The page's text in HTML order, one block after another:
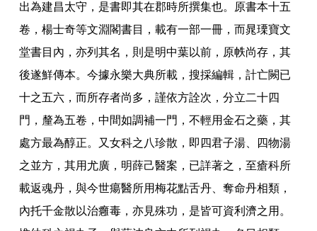
出為建昌太守 ， 是書即其在郡時所撰集也。
原書本十五
卷 ，楊士奇等文淵閣書目 ，載有一部一冊 ，而晁瑮寶文
堂書目內 ，亦列其名 ， 則是明中葉以前 ， 原帙尚存 ，其
後遂鮮傳本。今據永樂大典所載 ，搜採編輯 ，計亡闕已
十之五六 ，而所存者尚多 ，謹依方詮次 ，分立二十四
門 ， 釐為五卷 ，中間如調補一門 ，不輕用金石之藥 ，其
處方最為醇正。 又女科之八珍散 ， 即四君子湯
四物湯
之並方 ，其用尤廣 ， 明薛己醫案 ， 已詳著之 ，至瘡科所
載返魂丹 ，與今世瘍醫所用梅花點舌丹 、奪命丹相類 ，
內托千金散以治癰毒 ，亦見殊功 ， 是皆可資利濟之用 。